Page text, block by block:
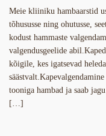
Meie kliiniku hambaarstid
tõhususse ning ohutusse,
kodust hammaste
valgendusgeelide
kõigile, kes igatsevad
tooniga hambad ja saab
[…]